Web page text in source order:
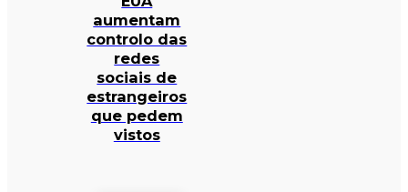
aumentam
controlo das
redes
sociais de
estrangeiros
que pedem
vistos